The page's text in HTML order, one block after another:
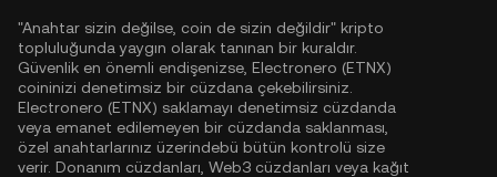
"Anahtar sizin değilse, coin de sizin değildir" kripto
topluluğunda yaygın olarak tanınan bir kuraldır.
Güvenlik en önemli endişenizse, Electronero (ETNX)
coininizi denetimsiz bir cüzdana çekebilirsiniz.
Electronero (ETNX) saklamayı denetimsiz cüzdanda
veya emanet edilemeyen bir cüzdanda saklanması,
özel anahtarlarınız üzerindebü bütün kontrolü size
verir. Donanım cüzdanları, Web3 cüzdanları veya kağıt